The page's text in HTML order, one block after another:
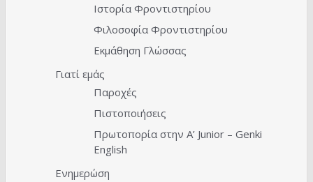
Ιστορία Φροντιστηρίου
Φιλοσοφία Φροντιστηρίου
Εκμάθηση Γλώσσας
Γιατί εμάς
Παροχές
Πιστοποιήσεις
Πρωτοπορία στην A’ Junior – Genki
English
Ενημερώση